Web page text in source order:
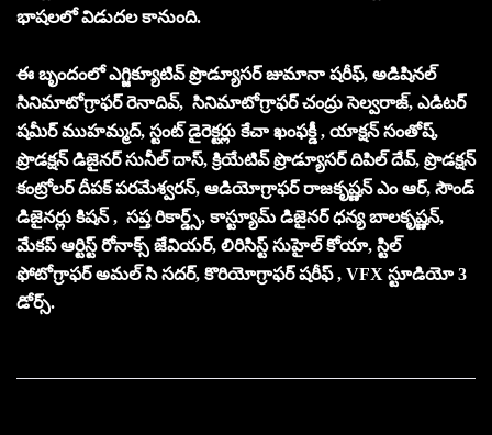
భాషలలో విడుదల కానుంది.
ఈ బృందంలో ఎగ్జిక్యూటివ్ ప్రొడ్యూసర్ జుమానా షరీఫ్, అడిషినల్
సినిమాటోగ్రాఫర్ రెనాదివ్, సినిమాటోగ్రాఫర్ చంద్రు సెల్వరాజ్, ఎడిటర్
షమీర్ ముహమ్మద్, స్టంట్ డైరెక్టర్లు కేచా ఖంఫక్డీ , యాక్షన్ సంతోష్,
ప్రొడక్షన్ డిజైనర్ సునీల్ దాస్, క్రియేటివ్ ప్రొడ్యూసర్ దిపిల్ దేవ్, ప్రొడక్షన్
కంట్రోలర్ దీపక్ పరమేశ్వరన్, ఆడియోగ్రాఫర్ రాజకృష్ణన్ ఎం ఆర్, సౌండ్
డిజైనర్లు కిషన్ , సప్త రికార్డ్స్, కాస్ట్యూమ్ డిజైనర్ ధన్య బాలకృష్ణన్,
మేకప్ ఆర్టిస్ట్ రోనాక్స్ జేవియర్, లిరిసిస్ట్ సుహైల్ కోయా, స్టిల్
ఫోటోగ్రాఫర్ అమల్ సి సదర్, కొరియోగ్రాఫర్ షరీఫ్ , VFX స్టూడియో 3
డోర్స్.